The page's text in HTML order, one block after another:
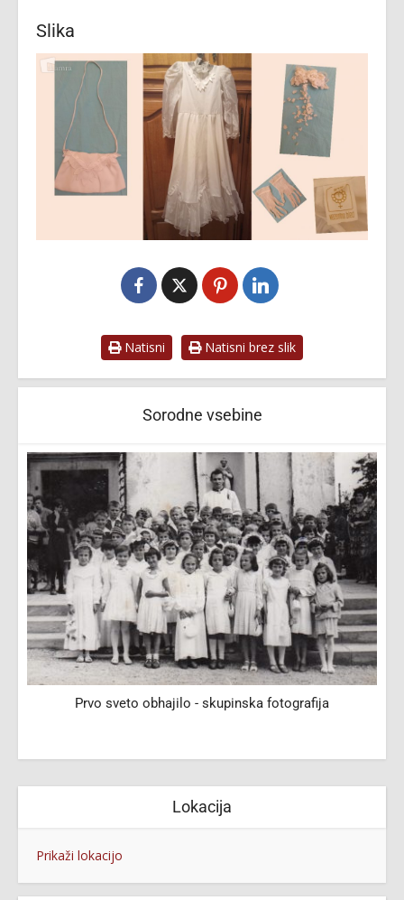
Slika
Natisni Natisni brez slik
Sorodne vsebine
Prvo sveto obhajilo - skupinska fotografija
Lokacija
Prikaži lokacijo